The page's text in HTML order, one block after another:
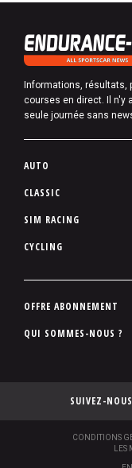
Informations, résultats,
courses en direct. Il n'y
seule journée sans
P
d
d
p
e
AUTO
CLASSIC
SIM RACING
CYCLING
P
d
p
OFFRE ABONNEMENT
QUI SOMMES-NOUS ?
SUIVEZ-
CONDITIONS